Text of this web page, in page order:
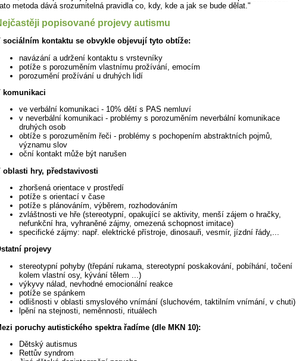
metoda dává srozumitelná pravidla co, kdy, kde a jak se bude dělat."
popisované projevy autismu
sociálním kontaktu se obvykle objevují tyto obtíže:
navázání a udržení kontaktu s vrstevníky
potíže s porozuměním vlastnímu prožívání, emocím
porozumění prožívání u druhých lidí
komunikaci
ve verbální komunikaci - 10% dětí s PAS nemluví
v neverbální komunikaci - problémy s porozuměním neverbální komunikace
druhých osob
obtíže s porozuměním řeči - problémy s pochopením abstraktních pojmů,
významu slov
oční kontakt může být narušen
oblasti hry, představivosti
zhoršená orientace v prostředí
potíže s orientací v čase
potíže s plánováním, výběrem, rozhodováním
zvláštnosti ve hře (stereotypní, opakující se aktivity, menší zájem o hračky,
nefunkční hra, vyhraněné zájmy, omezená schopnost imitace)
specifické zájmy: např. elektrické přístroje, dinosauři, vesmír, jízdní řády,...
projevy
stereotypní pohyby (třepání rukama, stereotypní poskakování, pobíhání, točení
kolem vlastní osy, kývání tělem ...)
výkyvy nálad, nevhodné emocionální reakce
potíže se spánkem
odlišnosti v oblasti smyslového vnímání (sluchovém, taktilním vnímání, v chuti)
lpění na stejnosti, neměnnosti, rituálech
poruchy autistického spektra řadíme (dle MKN 10):
Dětský autismus
Rettův syndrom